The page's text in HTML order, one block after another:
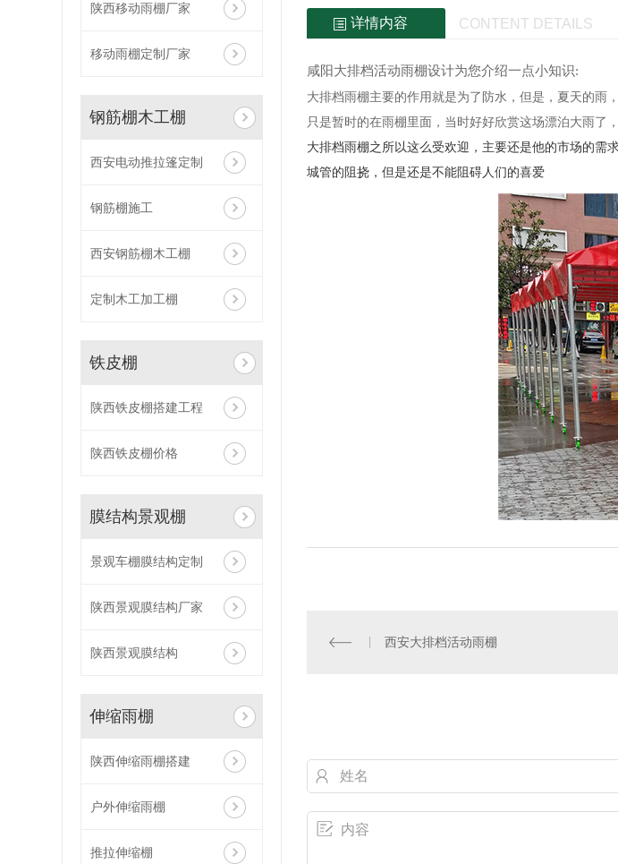
陕西移动雨棚厂家
移动雨棚定制厂家
钢筋棚木工棚
西安电动推拉篷定制
钢筋棚施工
西安钢筋棚木工棚
定制木工加工棚
铁皮棚
陕西铁皮棚搭建工程
陕西铁皮棚价格
膜结构景观棚
景观车棚膜结构定制
陕西景观膜结构厂家
陕西景观膜结构
伸缩雨棚
陕西伸缩雨棚搭建
户外伸缩雨棚
推拉伸缩棚
详情内容 CONTENT DETAILS
咸阳大排档活动雨棚设计为您介绍一点小知识:
大排档雨棚主要的作用就是为了防水，但是，夏天的雨
只是暂时的在雨棚里面，当时好好欣赏这场漂泊大雨了
大排档雨棚之所以这么受欢迎，主要还是他的市场的需
城管的阻挠，但是还是不能阻碍人们的喜爱
西安大排档活动雨棚